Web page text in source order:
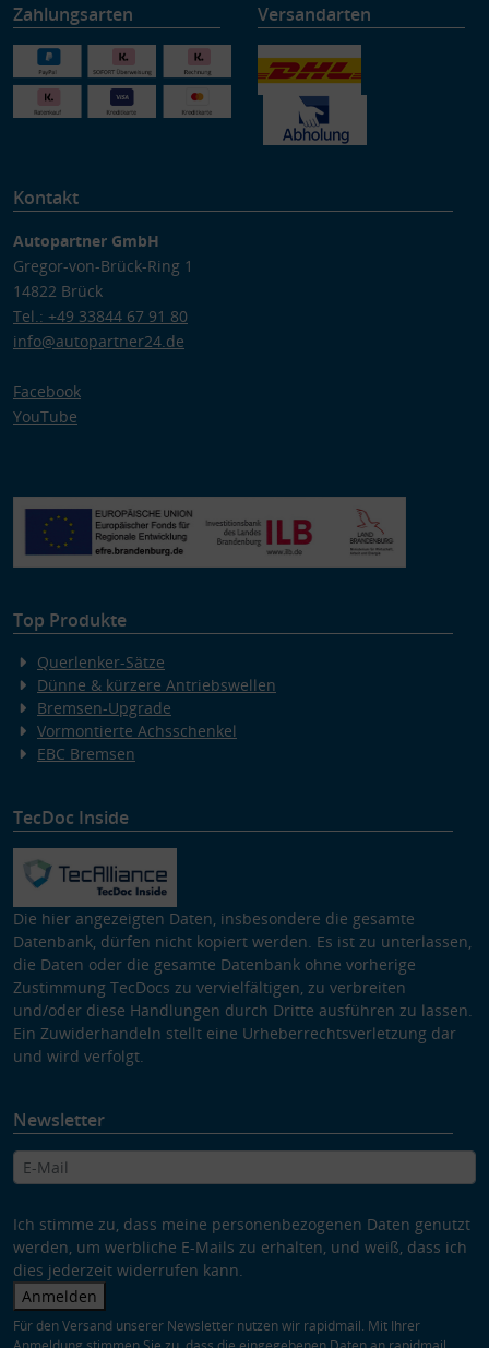
Zahlungsarten Versandarten
Kontakt
Autopartner GmbH
Gregor-von-Brück-Ring 1
14822 Brück
Tel.: +49 33844 67 91 80
info@autopartner24.de
Facebook
YouTube
Top Produkte
Querlenker-Sätze
Dünne & kürzere Antriebswellen
Bremsen-Upgrade
Vormontierte Achsschenkel
EBC Bremsen
TecDoc Inside
Die hier angezeigten Daten, insbesondere die gesamte
Datenbank, dürfen nicht kopiert werden. Es ist zu unterlassen,
die Daten oder die gesamte Datenbank ohne vorherige
Zustimmung TecDocs zu vervielfältigen, zu verbreiten
und/oder diese Handlungen durch Dritte ausführen zu lassen.
Ein Zuwiderhandeln stellt eine Urheberrechtsverletzung dar
und wird verfolgt.
Newsletter
Ich stimme zu, dass meine personenbezogenen Daten genutzt
werden, um werbliche E-Mails zu erhalten, und weiß, dass ich
dies jederzeit widerrufen kann.
Anmelden
Für den Versand unserer Newsletter nutzen wir rapidmail. Mit Ihrer